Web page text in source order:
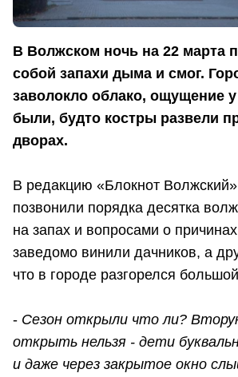
В Волжском ночь на 22 марта
собой запахи дыма и смог.
заволокло облако, ощущение
были, будто костры развели
дворах.
В редакцию «Блокнот Волжский»
позвонили порядка десятка
на запах и вопросами о
заведомо винили дачников, а
что в городе разгорелся
- Сезон открыли что ли?
открыть нельзя - дети
и даже через закрытое окно